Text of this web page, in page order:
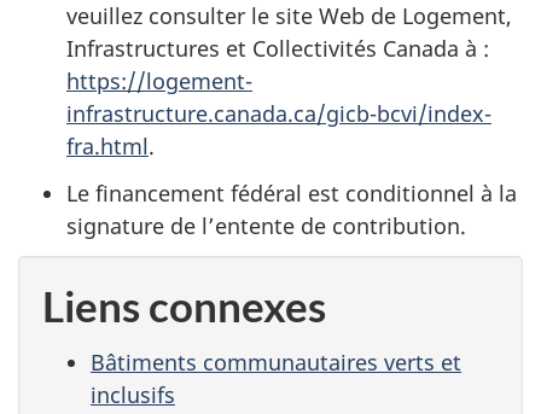
veuillez consulter le site Web de Logement,
Infrastructures et Collectivités Canada à :
https://logement-
infrastructure.canada.ca/gicb-bcvi/index-
fra.html.
Le financement fédéral est conditionnel à la
signature de l’entente de contribution.
Liens connexes
Bâtiments communautaires verts et
inclusifs